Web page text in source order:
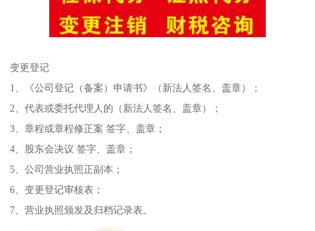
变更登记
1、《公司登记（备案）申请书》（新法人签名、盖章）；
2、代表或委托代理人的（新法人签名、盖章）；
3、章程或章程修正案 签字、盖章；
4、股东会决议 签字、盖章；
5、公司营业执照正副本；
6、变更登记审核表；
7、营业执照颁发及归档记录表。